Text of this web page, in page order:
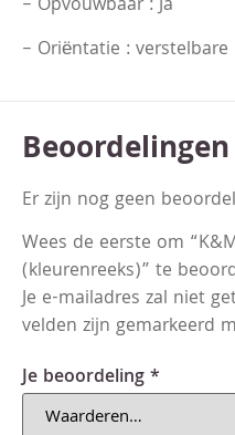
– Opvouwbaar : Ja
– Oriëntatie :
Beoordelingen
Er zijn nog geen
Wees de eerste om
(kleurenreeks)” te
Je e-mailadres zal niet
velden zijn gemarkeerd
Je beoordeling*